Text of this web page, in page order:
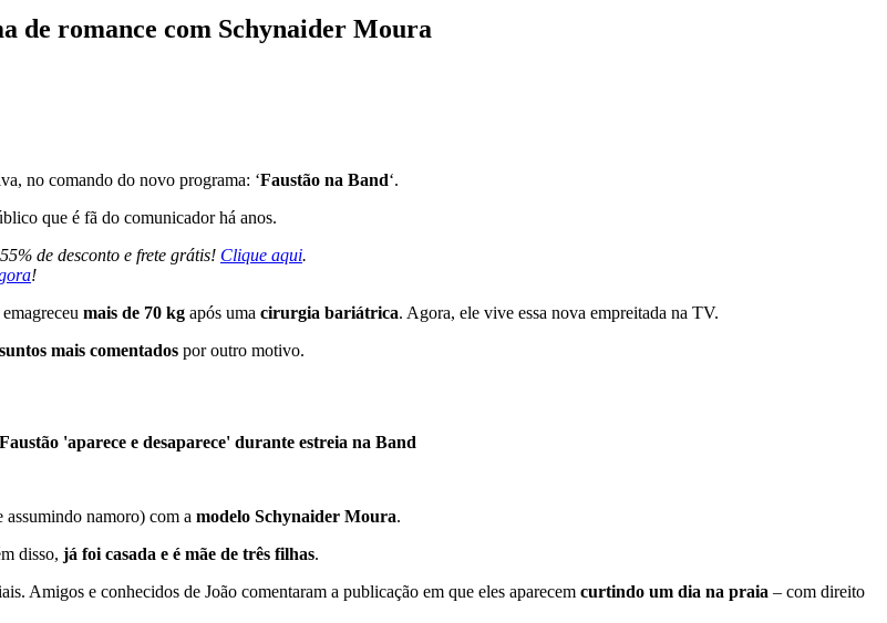
de romance com Schynaider Moura
no comando do novo programa: ‘Faustão na Band‘.
que é fã do comunicador há anos.
de desconto e frete grátis! Clique aqui.
!
mais de 70 kg após uma cirurgia bariátrica. Agora, ele vive essa nova empreitada na TV.
mais comentados por outro motivo.
'aparece e desaparece' durante estreia na Band
assumindo namoro) com a modelo Schynaider Moura.
disso, já foi casada e é mãe de três filhas.
Amigos e conhecidos de João comentaram a publicação em que eles aparecem curtindo um dia na praia – com direito